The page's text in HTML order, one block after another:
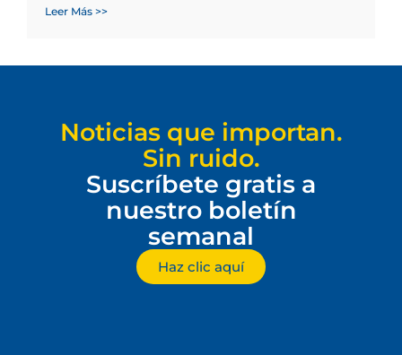
Leer Más >>
Noticias que importan.
Sin ruido.
Suscríbete gratis a
nuestro boletín
semanal
Haz clic aquí